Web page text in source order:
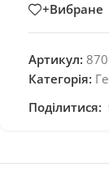
+Вибране
Артикул:
Категорія:
Поділитися: